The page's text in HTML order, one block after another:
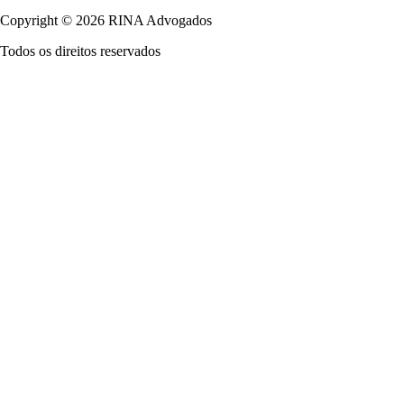
Copyright © 2026 RINA Advogados
Todos os direitos reservados